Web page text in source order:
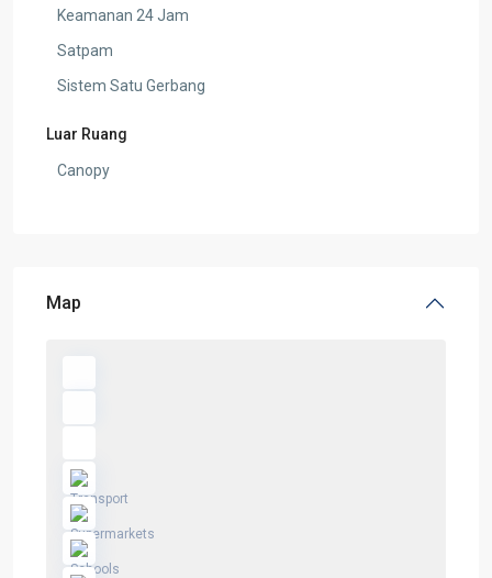
Keamanan 24 Jam
Satpam
Sistem Satu Gerbang
Luar Ruang
Canopy
Map